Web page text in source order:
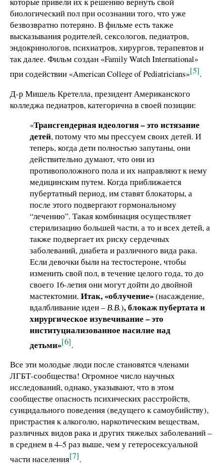
биологический пол при осознании того, что уже
безвозвратно потеряно. В фильме есть также
высказывания родителей, сексологов, педиатров,
эндокринологов, психиатров, хирургов, терапевтов и
так далее. Фильм создан «Family Watch International»
при содействии «American College of Pediatricians»[5].
Д-р Мишель Кретелла, президент Американского
колледжа педиатров, категорична в своей позиции:
«Трансгендерная идеология – это истязание
детей, потому что мы прессуем своих детей. И
теперь, когда дети полностью запутаны, они
действительно думают, что они из
противоположного пола и их направляют к нему
медицинским путем. Когда приближается
пубертатный период, им ставят блокаторы, а
после этого подвергают гормональному
“лечению”. Такая комбинация осуществляет
стерилизацию большей части, а то и всех детей, а
также подвергает их риску сердечных
заболеваний, диабета и различного вида рака.
Если девочки были на тестостероне, чтобы
изменить свой пол, в течение целого года, то до
своего 16-летия они могут дойти до двойной
мастектомии. Итак, «облучение»(насаждение,
вдалбливание идеи –В.В.), блокаж пубертата и
хирургическое изувечивание – это
институциализованное насилие над
детьми»[6].
Все эти молодые люди после становятся членами
ЛГБТ-сообщества! Огромное число научных
исследований, однако, указывают, что в этом
сообществе опасность психических расстройств,
суицидального поведения (ведущего к самоубийству),
пристрастия к алкоголю, наркотическим веществам,
различных видов рака и других тяжелых заболеваний –
в среднем в 4–5 раз выше, чем у гетеросексуальной
части населения[7].